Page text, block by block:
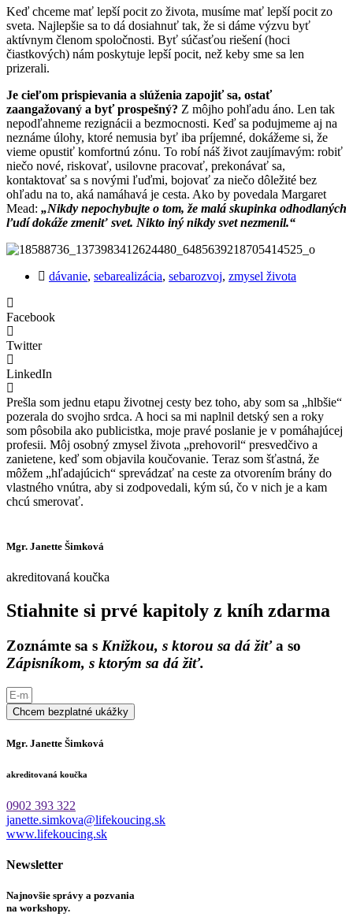
Keď chceme mať lepší pocit zo života, musíme mať lepší pocit zo
sveta. Najlepšie sa to dá dosiahnuť tak, že si dáme výzvu byť
aktívnym členom spoločnosti. Byť súčasťou riešení (hoci
čiastkových) nám poskytuje lepší pocit, než keby sme sa len
prizerali.
Je cieľom prispievania a slúženia zapojiť sa, ostať
zaangažovaný a byť prospešný? Z môjho pohľadu áno. Len tak
nepodľahneme rezignácii a bezmocnosti. Keď sa podujmeme aj na
neznáme úlohy, ktoré nemusia byť iba príjemné, dokážeme si, že
vieme opustiť komfortnú zónu. To robí náš život zaujímavým: robiť
niečo nové, riskovať, usilovne pracovať, prekonávať sa,
kontaktovať sa s novými ľuďmi, bojovať za niečo dôležité bez
ohľadu na to, aká namáhavá je cesta. Ako by povedala Margaret
Mead: „Nikdy nepochybujte o tom, že malá skupinka odhodlaných
ľudí dokáže zmeniť svet. Nikto iný nikdy svet nezmenil.“
dávanie, sebarealizácia, sebarozvoj, zmysel života
Facebook
Twitter
LinkedIn
Prešla som jednu etapu životnej cesty bez toho, aby som sa „hlbšie“
pozerala do svojho srdca. A hoci sa mi naplnil detský sen a roky
som pôsobila ako publicistka, moje pravé poslanie je v pomáhajúcej
profesii. Môj osobný zmysel života „prehovoril“ presvedčivo a
zanietene, keď som objavila koučovanie. Teraz som šťastná, že
môžem „hľadajúcich“ sprevádzať na ceste za otvorením brány do
vlastného vnútra, aby si zodpovedali, kým sú, čo v nich je a kam
chcú smerovať.
Mgr. Janette Šimková
akreditovaná koučka
Stiahnite si prvé kapitoly z kníh zdarma
Zoznámte sa s Knižkou, s ktorou sa dá žiťa so
Zápisníkom, s ktorým sa dá žiť.
Chcem bezplatné ukážky
Mgr. Janette Šimková
akreditovaná koučka
0902 393 322
janette.simkova@lifekoucing.sk
www.lifekoucing.sk
Newsletter
Najnovšie správy a pozvania
na workshopy.